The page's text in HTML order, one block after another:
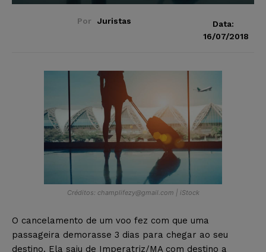
Por Juristas
Data:
16/07/2018
Créditos: champlifezy@gmail.com | iStock
O cancelamento de um voo fez com que uma
passageira demorasse 3 dias para chegar ao seu
destino. Ela saiu de Imperatriz/MA com destino a